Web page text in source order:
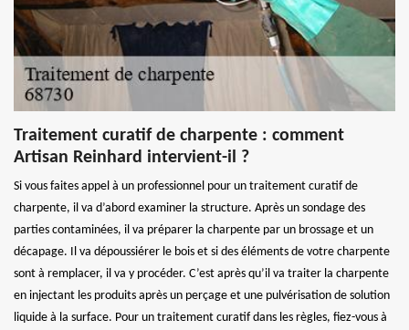
Traitement curatif de charpente : comment
Artisan Reinhard intervient-il ?
Si vous faites appel à un professionnel pour un traitement curatif de
charpente, il va d’abord examiner la structure. Après un sondage des
parties contaminées, il va préparer la charpente par un brossage et un
décapage. Il va dépoussiérer le bois et si des éléments de votre charpente
sont à remplacer, il va y procéder. C’est après qu’il va traiter la charpente
en injectant les produits après un perçage et une pulvérisation de solution
liquide à la surface. Pour un traitement curatif dans les règles, fiez-vous à